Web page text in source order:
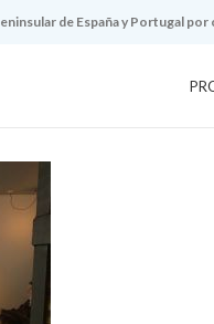
de España y Portugal por